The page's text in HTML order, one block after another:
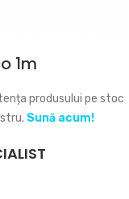
1m
produsului pe stoc
Sună acum!